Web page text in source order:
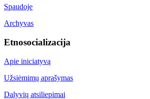
Spaudoje
Archyvas
Etnosocializacija
Apie iniciatyvą
Užsiėmimų aprašymas
Dalyvių atsiliepimai